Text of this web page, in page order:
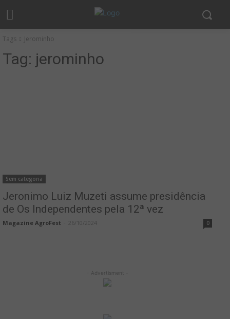
Tags Jerominho
Tag: jerominho
Sem categoria
Jeronimo Luiz Muzeti assume presidência
de Os Independentes pela 12ª vez
Magazine AgroFest 26/10/2024 0
- Advertisment -